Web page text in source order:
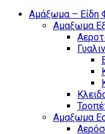
Αμάξωμα – Είδη
Αμαξωμα
Αμαξωμα